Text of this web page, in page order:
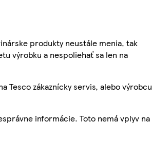
produkty neustále menia, tak
výrobku a nespoliehať sa len na
Tesco zákaznícky servis, alebo výrobcu
informácie. Toto nemá vplyv na